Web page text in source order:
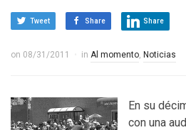
Tweet Share Share
on 08/31/2011 in Al momento, Noticias
En su
con una